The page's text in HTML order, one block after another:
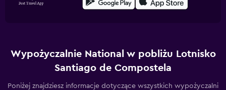
Wypożyczalnie National w pobliżu Lotnisko
Santiago de Compostela
Poniżej znajdziesz informacje dotyczące wszystkich wypożyczalni